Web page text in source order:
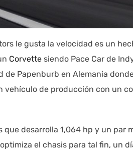
le gusta la velocidad es un
Corvette siendo Pace Car de
de Papenburb en Alemania
vehículo de producción con un
desarrolla 1,064 hp y un par
el chasis para tal fin, un